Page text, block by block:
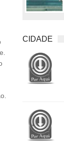
CIDADE